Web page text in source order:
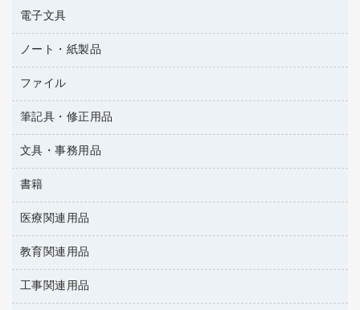
ハンドソープ・石鹸
トイレ用品
トイレ用洗剤
ティッシュペーパー
ダストボックス
タオル・アメニティ用品
スリッパ・サンダル・シューズ
スポーツ・レジャー用品
ゴミ袋
キッチン用品
タイムレコーダー
シュレッダ
ＯＨＰ用品
乾電池・充電池
フィルム・カメラ用品
デスクライト
アルバム
懐中電灯・ライト
掃除機・クリーナー
空調・季節家電
その他電化製品
キッチン・調理家電
ＯＡタップ／延長コード
電子文具
電卓
ラベルテープ
その他電子文具
ノート・紙製品
封筒
粘着メモ
伝票
典礼用品
帳簿
額縁
各種用紙
ルーズリーフ
ファイル
名刺整理用品
板目表紙・綴込表紙
背幅が伸びるファイル
統一伝票用ファイル
収納保存用品
レターファイル
リングファイル
筆記具・修正用品
万年筆
筆ペン
消しゴム
修正液・修正ペン
修正テープ
鉛筆
文具・事務用品
輪ゴム
両面テープ
名札
保管・整理用品
壁面／足元収納
書籍
雑誌
パソコンソフト
医療関連用品
保健用品
使い捨て手袋
感染症対策用品
教育関連用品
教育関連用品
工事関連用品